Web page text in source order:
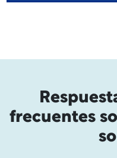
frecuentes